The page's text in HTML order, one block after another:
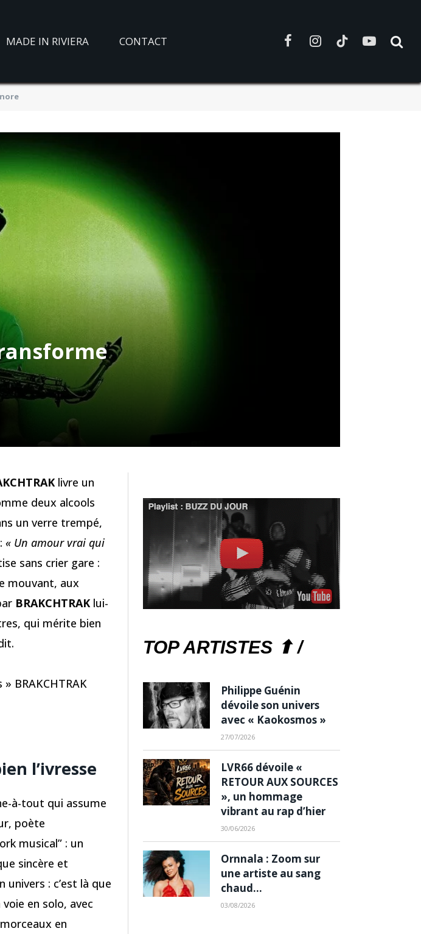
MADE IN RIVIERA CONTACT FacebookInstagramTikTokYouTube
livre un
deux alcools
un verre trempé,
« Un amour vrai qui
sans crier gare :
mouvant, aux
BRAKCHTRAK lui-
qui mérite bien
BRAKCHTRAK
l’ivresse
à-tout qui assume
poète
musical” : un
sincère et
: c’est là que
en solo, avec
en
TOP ARTISTES ⬆ /
Philippe Guénin
dévoile son univers
avec « Kaokosmos »
27/07/2026
LVR66 dévoile «
RETOUR AUX SOURCES
», un hommage
vibrant au rap d’hier
30/06/2026
Ornnala : Zoom sur
une artiste au sang
chaud…
03/08/2026